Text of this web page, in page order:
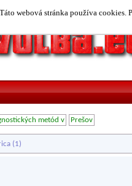
Táto webová stránka používa cookies.
metód v Prešov
(1)